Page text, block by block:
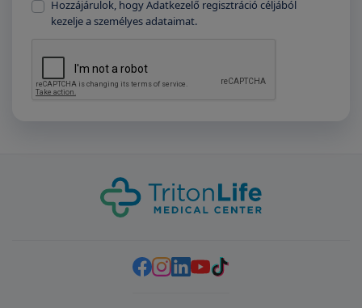
Hozzájárulok, hogy Adatkezelő regisztráció céljából
kezelje a személyes adataimat.